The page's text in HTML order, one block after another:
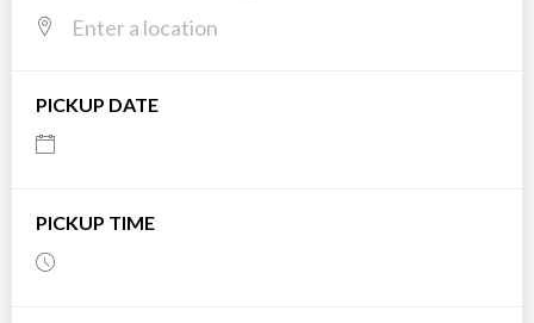
PICKUP DATE
PICKUP TIME